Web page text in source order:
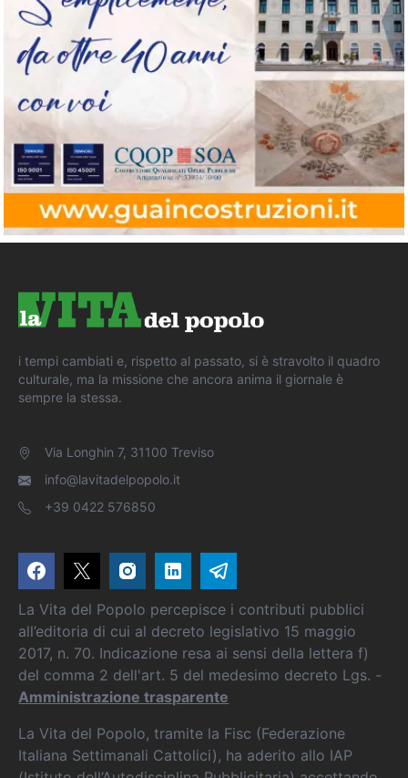
i tempi cambiati e, rispetto al passato, si è stravolto il quadro
culturale, ma la missione che ancora anima il giornale è
sempre la stessa.
Via Longhin 7, 31100 Treviso
info@lavitadelpopolo.it
+39 0422 576850
La Vita del Popolo percepisce i contributi pubblici
all’editoria di cui al decreto legislativo 15 maggio
2017, n. 70. Indicazione resa ai sensi della lettera f)
del comma 2 dell'art. 5 del medesimo decreto Lgs. -
Amministrazione trasparente
La Vita del Popolo, tramite la Fisc (Federazione
Italiana Settimanali Cattolici), ha aderito allo IAP